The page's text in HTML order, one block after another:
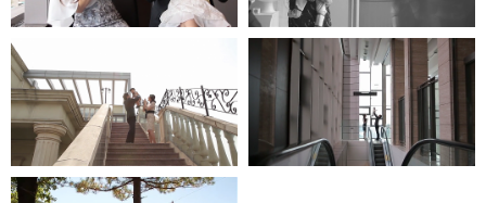
파티오나인 엘타워